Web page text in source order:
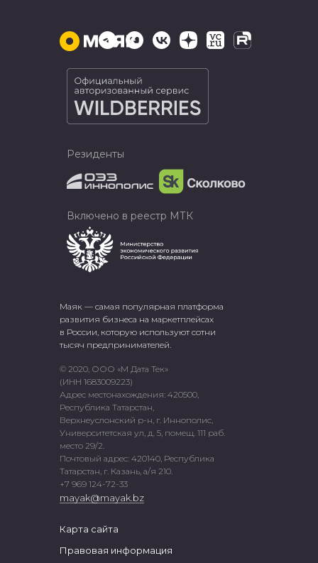
Маяк — самая популярная платформа
развития бизнеса на маркетплейсах
в России, которую используют сотни
тысяч предпринимателей.
© 2020, ООО «М Дата Тек»
(ИНН 1683009223)
Адрес местонахождения: 420500,
Республика Татарстан,
Верхнеуслонский р-н, г. Иннополис,
Университетская ул, д. 5, помещ. 111 раб.
место 29/2.
Почтовый адрес: 420140, Республика
Татарстан, г. Казань, а/я 210.
+7 969 124-72-33
mayak@mayak.bz
Карта сайта
Правовая информация
Резиденты
Включено в реестр МТК